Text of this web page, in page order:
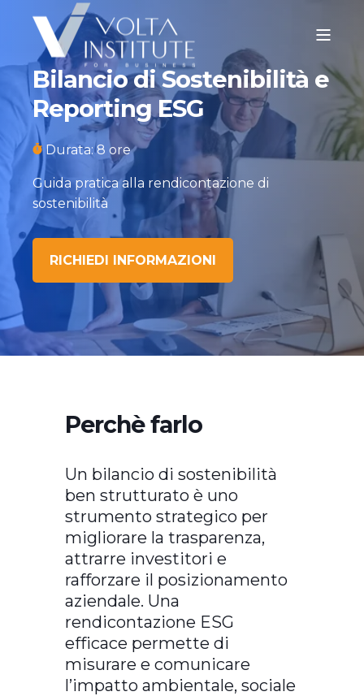
Bilancio di Sostenibilità e
Reporting ESG
Durata: 8 ore
Guida pratica alla rendicontazione di
sostenibilità
RICHIEDI INFORMAZIONI
Perchè farlo
Un bilancio di sostenibilità
ben strutturato è uno
strumento strategico per
migliorare la trasparenza,
attrarre investitori e
rafforzare il posizionamento
aziendale. Una
rendicontazione ESG
efficace permette di
misurare e comunicare
l’impatto ambientale, sociale